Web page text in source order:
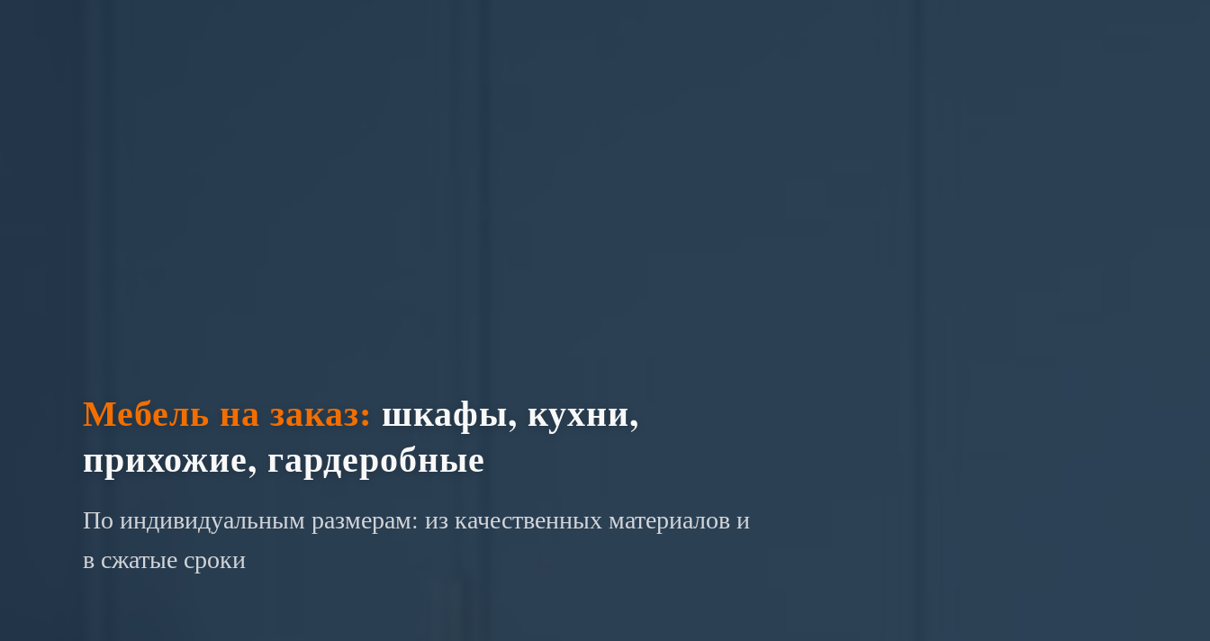
Мебель на заказ: шкафы, кухни,
прихожие, гардеробные
По индивидуальным размерам: из качественных материалов и
в сжатые сроки